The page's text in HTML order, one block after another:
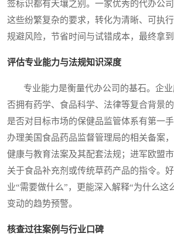
签标识都有天壤之别。一家优秀的代办公
这些纷繁复杂的要求，转化为清晰、可执
规避风险，节省时间与试错成本，最终拿到
评估专业能力与法规知识深度
专业能力是衡量代办公司的基石。企业
否拥有药学、食品科学、法律等复合背景
是否对目标市场的保健品监管体系有第一
办理美国食品药品监督管理局的相关备案
健康与教育法案及其配套法规；进军欧盟
关于食品补充剂或传统草药产品的指令。
业“需要做什么”，更能深入解释“为什么这
变动的趋势预警。
核查过往案例与行业口碑